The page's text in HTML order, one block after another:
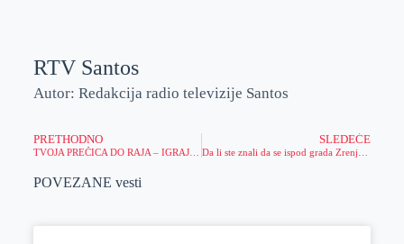
RTV Santos
Autor: Redakcija radio televizije Santos
PRETHODNO
TVOJA PREČICA DO RAJA – IGRAJ U MERIDIANU ZA PUT U MEKSIKO!
SLEDEĆE
POVEZANE vesti